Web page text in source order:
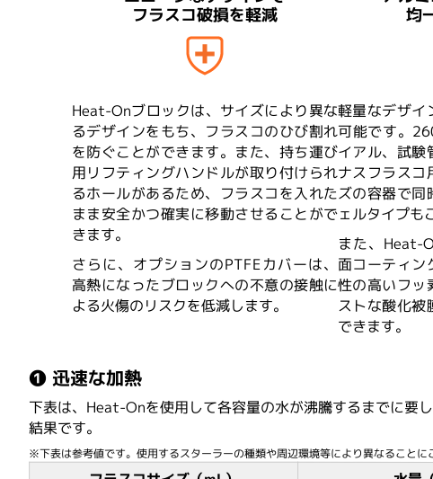
フラスコ破損を軽減
Heat-Onブロックは、サイズにより異な
るデザインをもち、フラスコのひび割れ
を防ぐことができます。また、持ち運び
用リフティングハンドルが取り付けられ
るホールがあるため、フラスコを入れた
まま安全かつ確実に移動させることがで
きます。
さらに、オプションのPTFEカバーは、
高熱になったブロックへの不意の接触に
よる火傷のリスクを低減します。
均
軽量なデザイ
可能です。
イアル、試験
ナスフラスコ
ズの容器で同
ェルタイプも
また、Heat-
面コーティン
性の高いフッ
ストな酸化被
できます。
❶ 迅速な加熱
下表は、Heat-Onを使用して各容量の水が沸騰するまでに要
結果です。
※下表は参考値です。使用するスターラーの種類や周辺環境等により異なることに